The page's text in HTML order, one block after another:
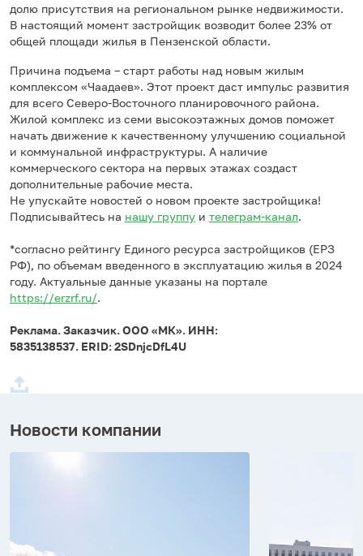
долю присутствия на региональном рынке недвижимости.
В настоящий момент застройщик возводит более 23% от
общей площади жилья в Пензенской области.
Причина подъема – старт работы над новым жилым
комплексом «Чаадаев». Этот проект даст импульс развития
для всего Северо-Восточного планировочного района.
Жилой комплекс из семи высокоэтажных домов поможет
начать движение к качественному улучшению социальной
и коммунальной инфраструктуры. А наличие
коммерческого сектора на первых этажах создаст
дополнительные рабочие места.
Не упускайте новостей о новом проекте застройщика!
Подписывайтесь на нашу группу и телеграм-канал.
*согласно рейтингу Единого ресурса застройщиков (ЕРЗ
РФ), по объемам введенного в эксплуатацию жилья в 2024
году. Актуальные данные указаны на портале
https://erzrf.ru/.
Реклама. Заказчик. ООО «МК». ИНН:
5835138537. ERID: 2SDnjcDfL4U
Новости компании